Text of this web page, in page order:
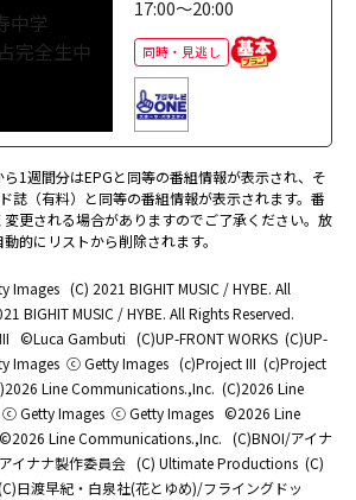
17:00～20:00
同時・見逃し
1週間分はEPGと同等の番組情報が表示され、そ
誌（有料）と同等の番組情報が表示されます。番
更される場合がありますのでご了承ください。放
的にリストから削除されます。
Images (C) 2021 BIGHIT MUSIC / HYBE. All
BIGHIT MUSIC / HYBE. All Rights Reserved.
©Luca Gambuti (C)UP-FRONT WORKS (C)UP-
Images ⓒ Getty Images (c)Project III (c)Project
Line Communications.,Inc. (C)2026 Line
ⓒ Getty Images ⓒ Getty Images ©2026 Line
©2026 Line Communications.,Inc. (C)BNOI/アイナ
イナナ製作委員会 (C) Ultimate Productions (C)
日渡早紀・白泉社(花とゆめ)/フライングドッ